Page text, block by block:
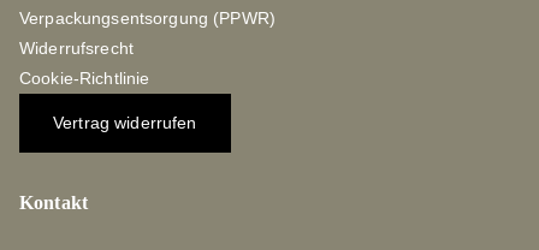
Verpackungsentsorgung (PPWR)
Widerrufsrecht
Cookie-Richtlinie
Vertrag widerrufen
Kontakt